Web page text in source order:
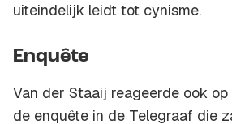
uiteindelijk leidt tot cynisme.
Enquête
Van der Staaij reageerde ook
de enquête in de Telegraaf die